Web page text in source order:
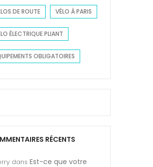
DE ROUTE VÉLO À PARIS
ÉLECTRIQUE PLIANT
OBLIGATOIRES
RÉCENTS
dans Est-ce que votre